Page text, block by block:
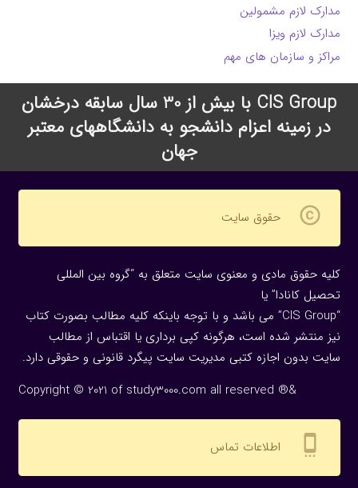
مدارک لازم مشمولین
مدارک لازم ویزا
مراکز و سازمان های مهم
CIS Group با بیش از 30 سال سابقه درخشان
در زمینه اعزام دانشجو به دانشگاههای معتبر
جهان
copyright حقوق سایت
کلیه حقوق مادی و معنوی سایت متعلق به “گروه بین المللی
تحصیل کانادا” یا
“CIS Group” می باشد و با توجه باینکه کلیه مطالب بصورت کتاب
نیز منتشر شده است، هرگونه كپی برداری یا اقتباس از مطالب
سایت بدون اجازه كتبی مدیریت سایت پیگرد قانونی و حقوقی دارد.
Copyright © 2021 of study3000.com all reserved ®&
settings_cell اطلاعات تماس